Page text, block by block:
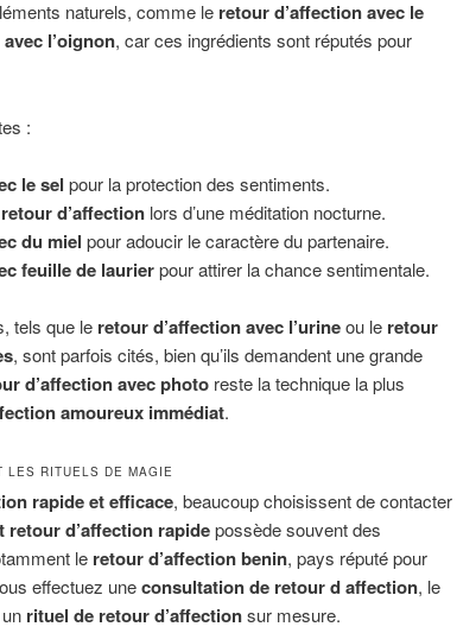
naturels, comme le retour d’affection avec le
l’oignon, car ces ingrédients sont réputés pour
:
le sel pour la protection des sentiments.
d’affectionlors d’une méditation nocturne.
du miel pour adoucir le caractère du partenaire.
feuille de laurierpour attirer la chance sentimentale.
tels que le retour d’affection avec l’urineou le retour
, sont parfois cités, bien qu’ils demandent une grande
d’affection avec photo reste la technique la plus
amoureux immédiat.
LES RITUELS DE MAGIE
rapide et efficace, beaucoup choisissent de contacter
retour d’affection rapidepossède souvent des
le retour d’affection benin, pays réputé pour
effectuez uneconsultation de retour d affection, le
rituel de retour d’affectionsur mesure.